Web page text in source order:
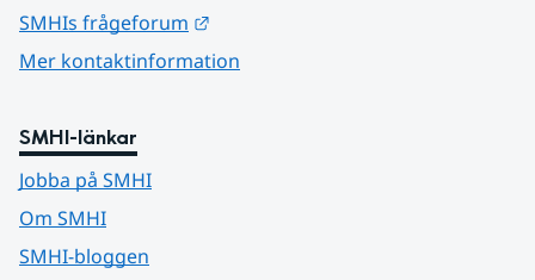
SMHIs frågeforum
Mer kontaktinformation
SMHI-länkar
Jobba på SMHI
Om SMHI
SMHI-bloggen